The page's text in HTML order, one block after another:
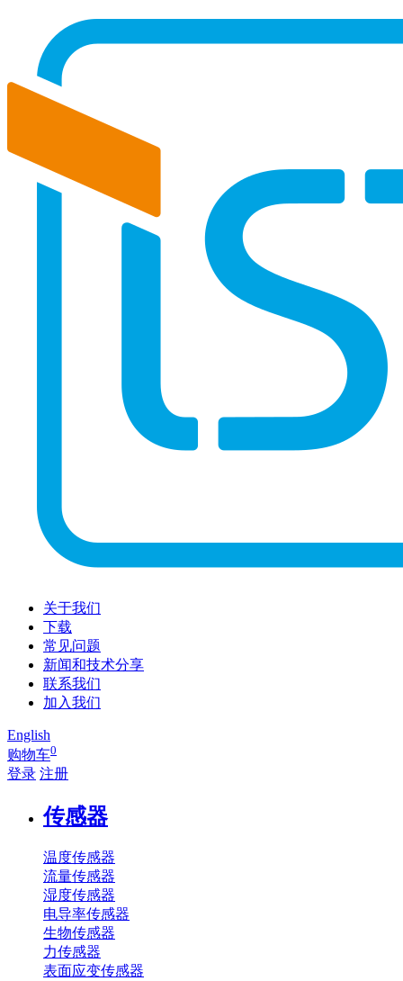
关于我们
下载
常见问题
新闻和技术分享
联系我们
加入我们
English
购物车0
登录 注册
传感器
温度传感器
流量传感器
湿度传感器
电导率传感器
生物传感器
力传感器
表面应变传感器